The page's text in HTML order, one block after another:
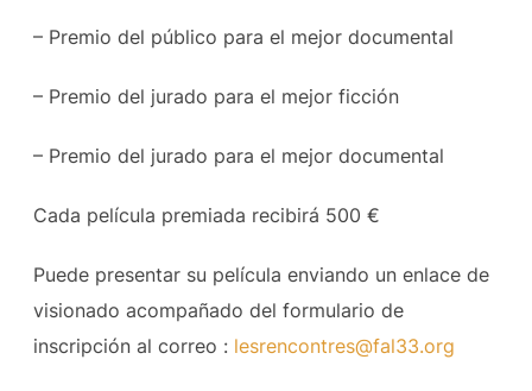
– Premio del público para el mejor documental
– Premio del jurado para el mejor ficción
– Premio del jurado para el mejor documental
Cada película premiada recibirá 500 €
Puede presentar su película enviando un enlace de
visionado acompañado del formulario de
inscripción al correo : lesrencontres@fal33.org